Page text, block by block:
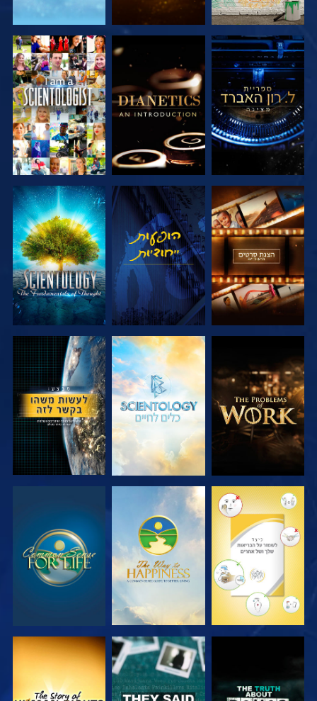
בדוק את הסדרה בדוק את הסדרה צפה
בדוק את הסדרה צפה בדוק את הסדרה
בדוק את הסדרה בדוק את הסדרה צפה
צפה צפה צפה
צפה צפה